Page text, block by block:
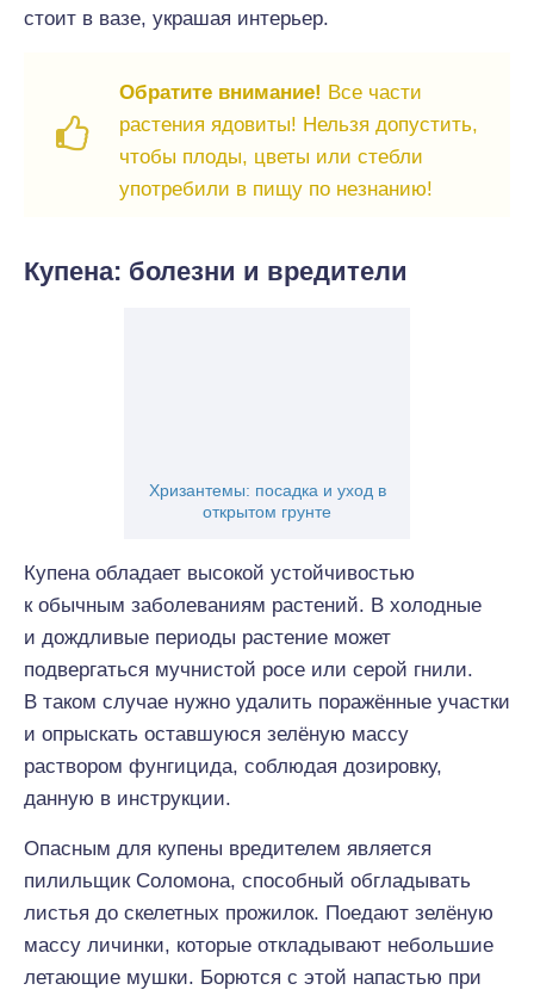
стоит в вазе, украшая интерьер.
Обратите внимание! Все части
растения ядовиты! Нельзя допустить,
чтобы плоды, цветы или стебли
употребили в пищу по незнанию!
Купена: болезни и вредители
Хризантемы: посадка и уход в
открытом грунте
Купена обладает высокой устойчивостью
к обычным заболеваниям растений. В холодные
и дождливые периоды растение может
подвергаться мучнистой росе или серой гнили.
В таком случае нужно удалить поражённые участки
и опрыскать оставшуюся зелёную массу
раствором фунгицида, соблюдая дозировку,
данную в инструкции.
Опасным для купены вредителем является
пилильщик Соломона, способный обгладывать
листья до скелетных прожилок. Поедают зелёную
массу личинки, которые откладывают небольшие
летающие мушки. Борются с этой напастью при